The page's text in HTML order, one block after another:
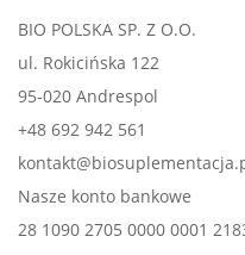
BIO POLSKA SP. Z O.O.
ul. Rokicińska 122
95-020 Andrespol
+48 692 942 561
Nasze konto bankowe
28 1090 2705 0000 0001